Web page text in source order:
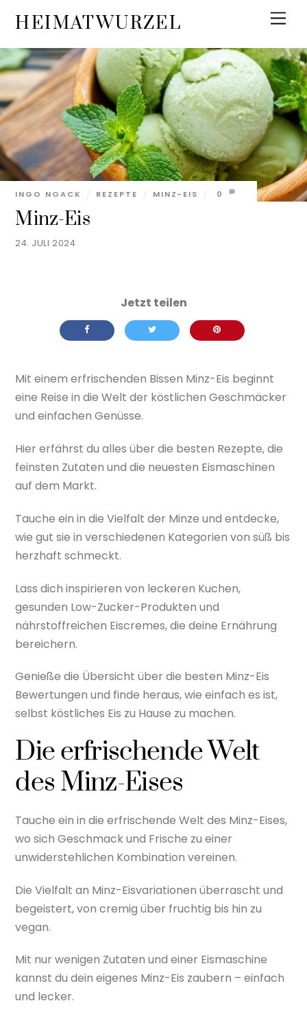
content
HEIMATWURZEL
24. JULI 2024
Minz-Eis
INGO NOACK REZEPTE MINZ-EIS 0
Mit einem erfrischenden Bissen Minz-Eis beginnt
eine Reise in die Welt der köstlichen Geschmäcker
und einfachen Genüsse.
Hier erfährst du alles über die besten Rezepte, die
feinsten Zutaten und die neuesten Eismaschinen
auf dem Markt.
Tauche ein in die Vielfalt der Minze und entdecke,
wie gut sie in verschiedenen Kategorien von süß bis
herzhaft schmeckt.
Lass dich inspirieren von leckeren Kuchen,
gesunden Low-Zucker-Produkten und
nährstoffreichen Eiscremes, die deine Ernährung
bereichern.
Genieße die Übersicht über die besten Minz-Eis
Bewertungen und finde heraus, wie einfach es ist,
selbst köstliches Eis zu Hause zu machen.
Die erfrischende Welt
des Minz-Eises
Tauche ein in die erfrischende Welt des Minz-Eises,
wo sich Geschmack und Frische zu einer
unwiderstehlichen Kombination vereinen.
Die Vielfalt an Minz-Eisvariationen überrascht und
begeistert, von cremig über fruchtig bis hin zu
vegan.
Mit nur wenigen Zutaten und einer Eismaschine
kannst du dein eigenes Minz-Eis zaubern – einfach
und lecker.